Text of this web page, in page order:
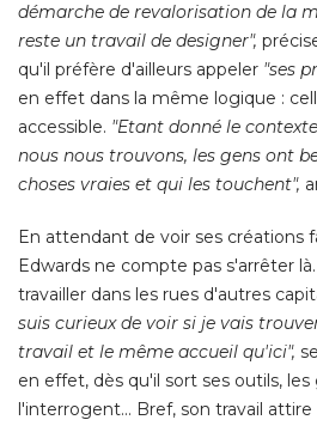
démarche de revalorisation de la
reste un travail de designer",
qu'il préfère d'ailleurs appeler "ses
en effet dans la même logique :
accessible. "Etant donné le
nous nous trouvons, les gens ont
choses vraies et qui les touchent",
En attendant de voir ses créations
Edwards ne compte pas s'arrêter
travailler dans les rues d'autres
suis curieux de voir si je vais
travail et le même accueil qu'ici",
en effet, dès qu'il sort ses outils,
l'interrogent... Bref, son travail attire